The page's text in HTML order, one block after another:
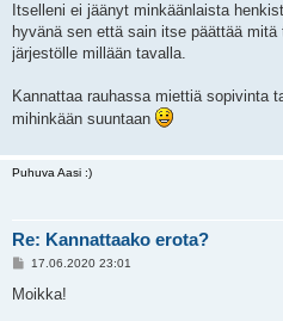
Itselleni ei jäänyt minkäänlaista
hyvänä sen että sain itse päättää
järjestölle millään tavalla.
Kannattaa rauhassa miettiä sopivinta
mihinkään suuntaan
Puhuva Aasi :)
Re: Kannattaako erota?
V
e
17.06.2020 23:01
Moikka!